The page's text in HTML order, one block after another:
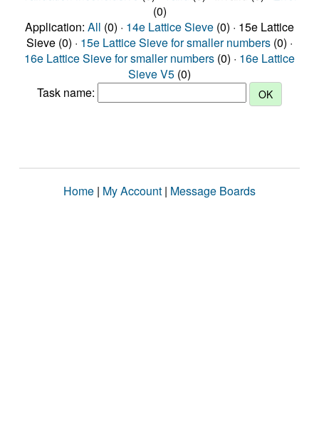
(0)
Application: All (0) · 14e Lattice Sieve (0) · 15e Lattice
Sieve (0) · 15e Lattice Sieve for smaller numbers (0) ·
16e Lattice Sieve for smaller numbers (0) · 16e Lattice
Sieve V5 (0)
Task name:
Home | My Account | Message Boards